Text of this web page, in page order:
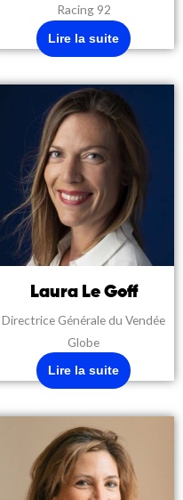
Racing 92
Lire la suite
Laura Le Goff
Directrice Générale du Vendée
Globe
Lire la suite